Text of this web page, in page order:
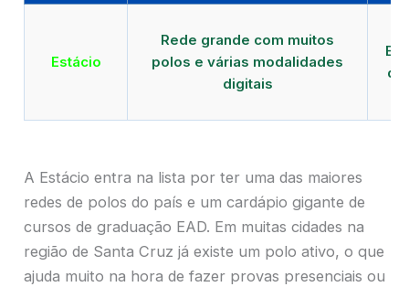
Estácio
Rede grande com muitos
polos e várias modalidades
digitais
de
A Estácio entra na lista por ter uma das maiores
redes de polos do país e um cardápio gigante de
cursos de graduação EAD. Em muitas cidades na
região de Santa Cruz já existe um polo ativo, o que
ajuda muito na hora de fazer provas presenciais ou